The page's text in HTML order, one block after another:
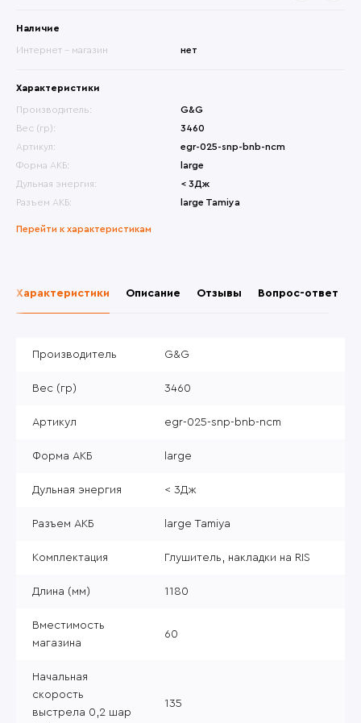
Наличие
Интернет - магазин нет
Характеристики
Производитель:
G&G
Вес (гр):
3460
Артикул:
egr-025-snp-bnb-ncm
Форма АКБ:
large
Дульная энергия:
< 3Дж
Разъем АКБ:
large Tamiya
Перейти к характеристикам
Характеристики Описание Отзывы Вопрос-ответ
Производитель G&G
Вес (гр) 3460
Артикул egr-025-snp-bnb-ncm
Форма АКБ large
Дульная энергия < 3Дж
Разъем АКБ large Tamiya
Комплектация Глушитель, накладки на RIS
Длина (мм) 1180
Вместимость
магазина
60
Начальная
скорость
выстрела 0,2 шар
135